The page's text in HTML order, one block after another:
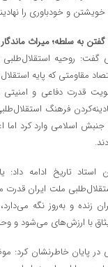
خویشتن و خودباوری را
گفتن به سلطه؛ میراث
گفت: روحیه
مقاومتی که پایه
قدرت دفاعی و
فرهنگ
جنبش اسلامی وارد کرد
استاد تاریخ ادامه داد:
ملت ایران
زنده و به‌روز نگه
با ارزش‌های می‌شود و
در پایان خاطرنشان کرد: